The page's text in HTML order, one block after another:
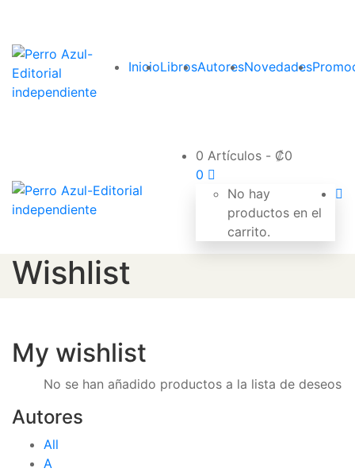
InicioLibrosAutoresNovedades
0 Artículos- ₡0
0
No hay
productos en el
carrito.
Wishlist
My wishlist
No se han añadido productos a la lista de deseos
Autores
All
A